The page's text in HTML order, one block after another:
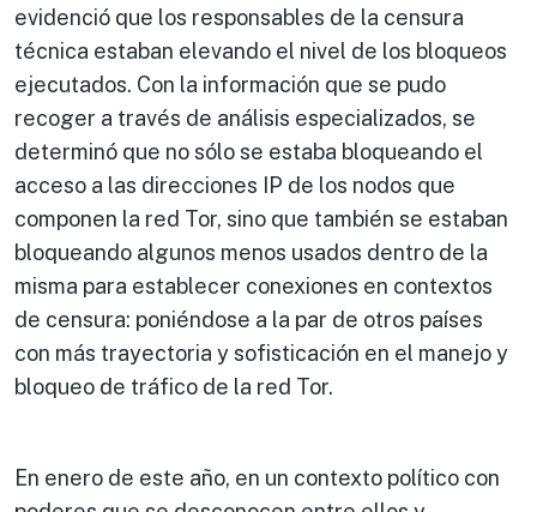
evidenció que los responsables de la censura
técnica estaban elevando el nivel de los bloqueos
ejecutados. Con la información que se pudo
recoger a través de análisis especializados, se
determinó que no sólo se estaba bloqueando el
acceso a las direcciones IP de los nodos que
componen la red Tor, sino que también se estaban
bloqueando algunos menos usados dentro de la
misma para establecer conexiones en contextos
de censura: poniéndose a la par de otros países
con más trayectoria y sofisticación en el manejo y
bloqueo de tráfico de la red Tor.
En enero de este año, en un contexto político con